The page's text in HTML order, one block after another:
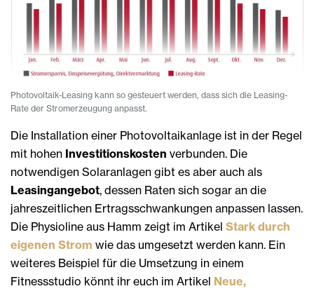
Photovoltaik-Leasing kann so gesteuert werden, dass sich die Leasing-
Rate der Stromerzeugung anpasst.
Die Installation einer Photovoltaikanlage ist in der Regel
mit hohen Investitionskosten verbunden. Die
notwendigen Solaranlagen gibt es aber auch als
Leasingangebot, dessen Raten sich sogar an die
jahreszeitlichen Ertragsschwankungen anpassen lassen.
Die Physioline aus Hamm zeigt im Artikel Stark durch
eigenen Strom wie das umgesetzt werden kann. Ein
weiteres Beispiel für die Umsetzung in einem
Fitnessstudio könnt ihr euch im Artikel Neue,